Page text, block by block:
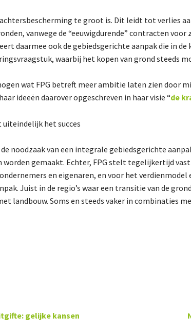
te groot is. Dit leidt tot verlies
vanwege de “eeuwigdurende” contracten
daarmee ook de gebiedsgerichte aanpak die in
waarbij het kopen van grond steeds
wat FPG betreft meer ambitie laten zien door
ideeën daarover opgeschreven in haar visie “de
het succes
noodzaak van een integrale gebiedsgerichte
gemaakt. Echter, FPG stelt tegelijkertijd
en eigenaren, en voor het
Juist in de regio’s waar een transitie van de
landbouw. Soms en steeds vaker in combinaties
gelijke kansen